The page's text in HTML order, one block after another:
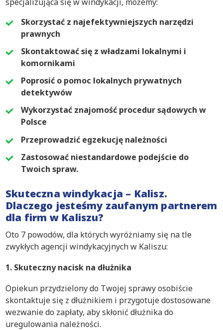
Skorzystać z najefektywniejszych narzędzi
prawnych
Skontaktować się z władzami lokalnymi i
komornikami
Poprosić o pomoc lokalnych prywatnych
detektywów
Wykorzystać znajomość procedur sądowych w
Polsce
Przeprowadzić egzekucję należności
Zastosować niestandardowe podejście do
Twoich spraw.
Skuteczna windykacja – Kalisz.
Dlaczego jesteśmy zaufanym partnerem
dla firm w Kaliszu?
Oto 7 powodów, dla których wyróżniamy się na tle
zwykłych agencji windykacyjnych w Kaliszu:
1. Skuteczny nacisk na dłużnika
Opiekun przydzielony do Twojej sprawy osobiście
skontaktuje się z dłużnikiem i przygotuje dostosowane
wezwanie do zapłaty, aby skłonić dłużnika do
uregulowania należności.